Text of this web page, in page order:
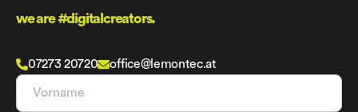
we are #digitalcreators.
07273 20720 office@lemontec.at